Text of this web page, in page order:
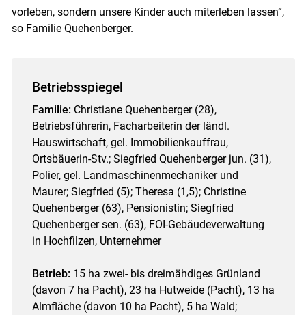
vorleben, sondern unsere Kinder auch miterleben lassen“,
so Familie Quehenberger.
Betriebsspiegel
Familie: Christiane Quehenberger (28),
Betriebsführerin, Facharbeiterin der ländl.
Hauswirtschaft, gel. Immobilienkauffrau,
Ortsbäuerin-Stv.; Siegfried Quehenberger jun. (31),
Polier, gel. Landmaschinenmechaniker und
Maurer; Siegfried (5); Theresa (1,5); Christine
Quehenberger (63), Pensionistin; Siegfried
Quehenberger sen. (63), FOI-Gebäudeverwaltung
in Hochfilzen, Unternehmer
Betrieb: 15 ha zwei- bis dreimähdiges Grünland
(davon 7 ha Pacht), 23 ha Hutweide (Pacht), 13 ha
Almfläche (davon 10 ha Pacht), 5 ha Wald;